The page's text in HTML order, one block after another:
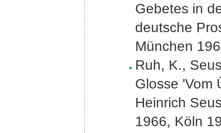
Gebetes in
deutsche
München
Ruh, K.,
Glosse 'Vom
Heinrich
1966, Köln